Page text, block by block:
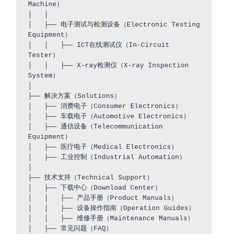
Machine）
│   ├── 电子测试与检测设备（Electronic Testing
Equipment）
│   │   ├── ICT在线测试仪（In-Circuit
Tester）
│   │   ├── X-ray检测仪（X-ray Inspection
System）
├── 解决方案（Solutions）
│   ├── 消费电子（Consumer Electronics）
│   ├── 车载电子（Automotive Electronics）
│   ├── 通信设备（Telecommunication
Equipment）
│   ├── 医疗电子（Medical Electronics）
│   ├── 工业控制（Industrial Automation）
├── 技术支持（Technical Support）
│   ├── 下载中心（Download Center）
│   │   ├── 产品手册（Product Manuals）
│   │   ├── 设备操作指南（Operation Guides）
│   │   ├── 维修手册（Maintenance Manuals）
│   ├── 常见问题（FAQ）